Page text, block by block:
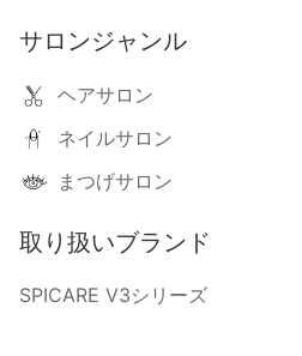
サロンジャンル
ヘアサロン
ネイルサロン
まつげサロン
取り扱いブランド
SPICARE V3シリーズ